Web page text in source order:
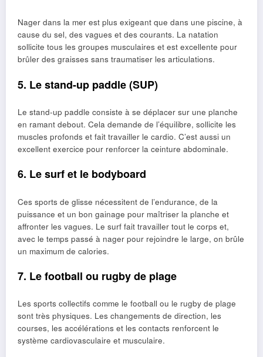
Nager dans la mer est plus exigeant que dans une piscine, à
cause du sel, des vagues et des courants. La natation
sollicite tous les groupes musculaires et est excellente pour
brûler des graisses sans traumatiser les articulations.
5. Le stand-up paddle (SUP)
Le stand-up paddle consiste à se déplacer sur une planche
en ramant debout. Cela demande de l’équilibre, sollicite les
muscles profonds et fait travailler le cardio. C’est aussi un
excellent exercice pour renforcer la ceinture abdominale.
6. Le surf et le bodyboard
Ces sports de glisse nécessitent de l’endurance, de la
puissance et un bon gainage pour maîtriser la planche et
affronter les vagues. Le surf fait travailler tout le corps et,
avec le temps passé à nager pour rejoindre le large, on brûle
un maximum de calories.
7. Le football ou rugby de plage
Les sports collectifs comme le football ou le rugby de plage
sont très physiques. Les changements de direction, les
courses, les accélérations et les contacts renforcent le
système cardiovasculaire et musculaire.